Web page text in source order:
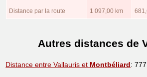
Distance par la route 1 097,00 km
Autres distances de
Distance entre Vallauris et Montbéliard: